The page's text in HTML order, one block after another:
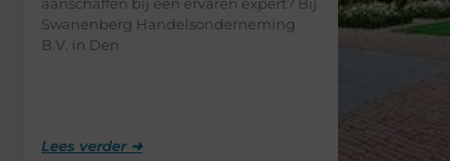
Swanenberg Handelsonderneming
B.V. in Den
Lees verder ➜